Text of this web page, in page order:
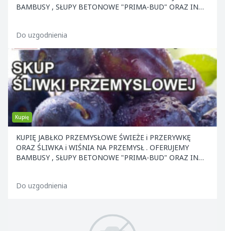
BAMBUSY , SŁUPY BETONOWE "PRIMA-BUD" ORAZ INNE
Do uzgodnienia
Kupię
KUPIĘ JABŁKO PRZEMYSŁOWE ŚWIEŻE i PRZERYWKĘ
ORAZ ŚLIWKA i WIŚNIA NA PRZEMYSŁ . OFERUJEMY
BAMBUSY , SŁUPY BETONOWE "PRIMA-BUD" ORAZ INNE
Do uzgodnienia